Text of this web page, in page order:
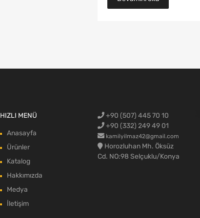
HIZLI MENÜ
Anasayfa
Ürünler
Katalog
Hakkımızda
Medya
İletişim
+90 (507) 445 70 10
+90 (332) 249 49 01
kamilyilmaz42@gmail.com
Horozluhan Mh. Öksüz
Cd. NO:98 Selçuklu/Konya